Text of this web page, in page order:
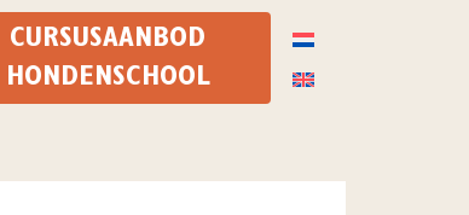
CURSUSAANBOD
HONDENSCHOOL